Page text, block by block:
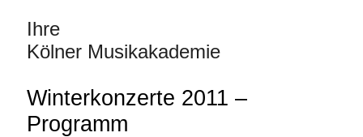
Ihre
Kölner Musikakademie
Winterkonzerte 2011 –
Programm